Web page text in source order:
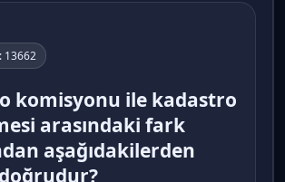
13662
komisyonu ile kadastro
arasındaki fark
aşağıdakilerden